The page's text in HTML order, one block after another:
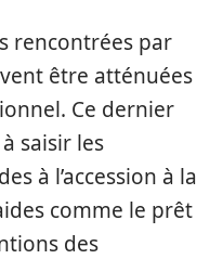
rencontrées par
être atténuées
Ce dernier
saisir les
à l’accession à la
comme le prêt
des